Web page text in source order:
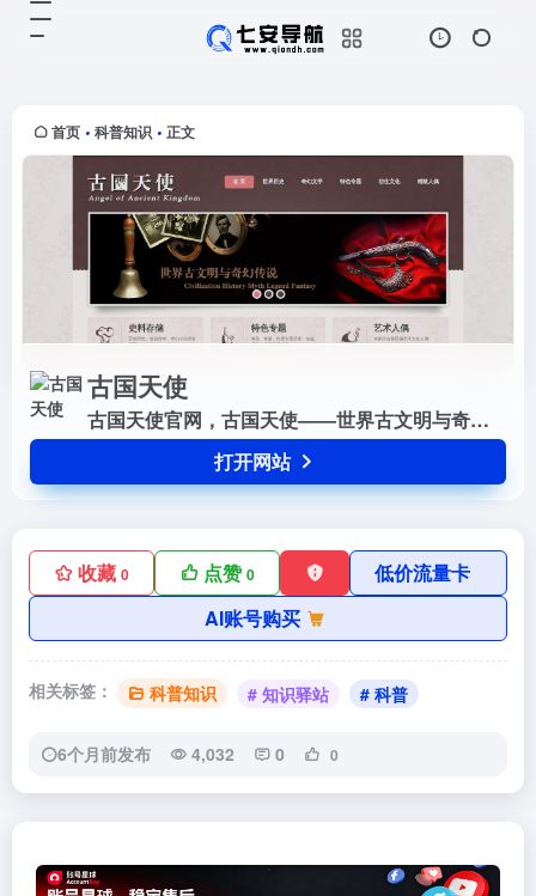
首页 • 科普知识 • 正文
古国天使
古国天使官网，古国天使——世界古文明与奇幻传说
打开网站
收藏 0 点赞0
低价流量卡
AI账号购买
相关标签： 科普知识 # 知识驿站 # 科普
6个月前发布 4,032 0 0